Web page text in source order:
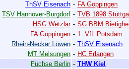
ThSV Eisenach - FA Göppingen
TSV Hannover-Burgdorf - TVB 1898
HSG Wetzlar - SG BBM
FA Göppingen - 1. VfL Potsdam
Rhein-Neckar Löwen - ThSV Eisenach
MT Melsungen - HC Erlangen
Füchse Berlin - THW Kiel